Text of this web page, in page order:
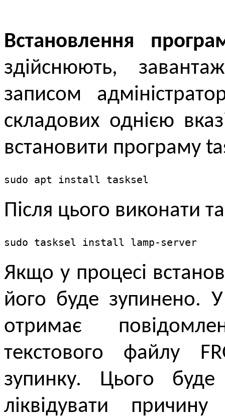
Встановлення
здійснюють,
записом
складових однією
встановити програму
sudo apt install tasksel
Після цього виконати
sudo tasksel install lamp-server
Якщо у процесі
його буде зупинено.
отримає
текстового файлу
зупинку. Цього
ліквідувати